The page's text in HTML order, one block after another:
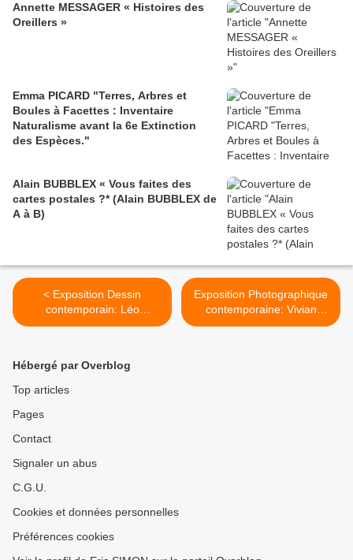
Annette MESSAGER « Histoires des
Oreillers »
Emma PICARD "Terres, Arbres et
Boules à Facettes : Inventaire
Naturalisme avant la 6e Extinction
des Espèces."
Alain BUBBLEX « Vous faites des
cartes postales ?* (Alain BUBBLEX de
A à B)
< Exposition Dessin
contemporain: Léo
DORFNER "We're living in a
Exposition Photographique
contemporaine: Vivian
MAIER >
Hébergé par Overblog
Top articles
Pages
Contact
Signaler un abus
C.G.U.
Cookies et données personnelles
Préférences cookies